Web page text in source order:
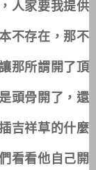
人家要我提供
不存在，那不
那所謂開了頂
頭骨開了，還
吉祥草的什麼
看看他自己開